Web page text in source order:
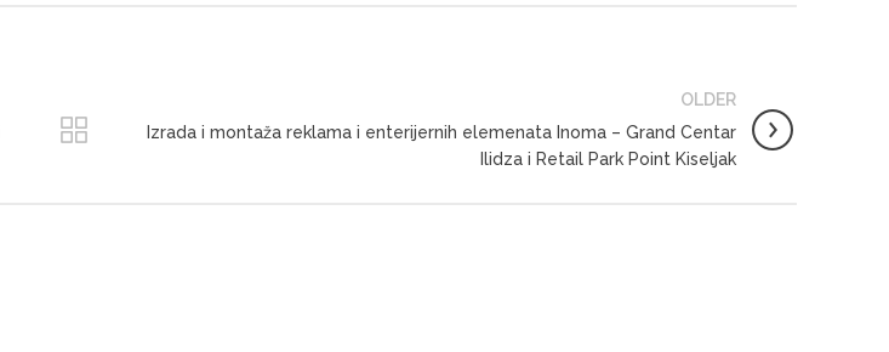
OLDER
Izrada i montaža reklama i enterijernih elemenata Inoma – Grand Centar
Ilidza i Retail Park Point Kiseljak